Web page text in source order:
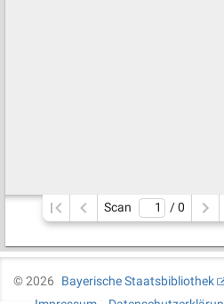
Scan / 0
©2026
Bayerische Staatsbibliothek